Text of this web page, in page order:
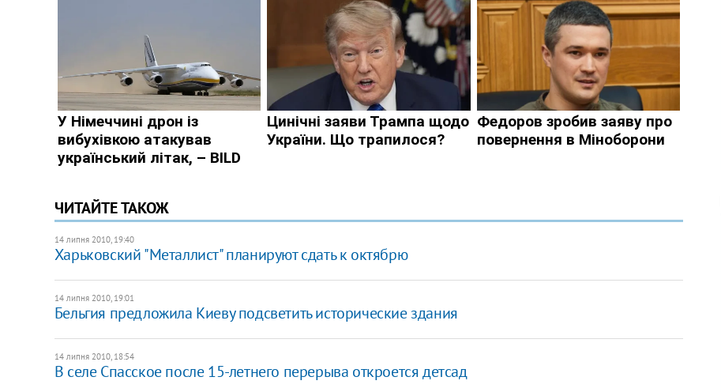
ЧИТАЙТЕ ТАКОЖ
14 липня 2010, 19:40
Харьковский "Металлист" планируют сдать к октябрю
14 липня 2010, 19:01
Бельгия предложила Киеву подсветить исторические здания
14 липня 2010, 18:54
В селе Спасское после 15-летнего перерыва откроется детсад